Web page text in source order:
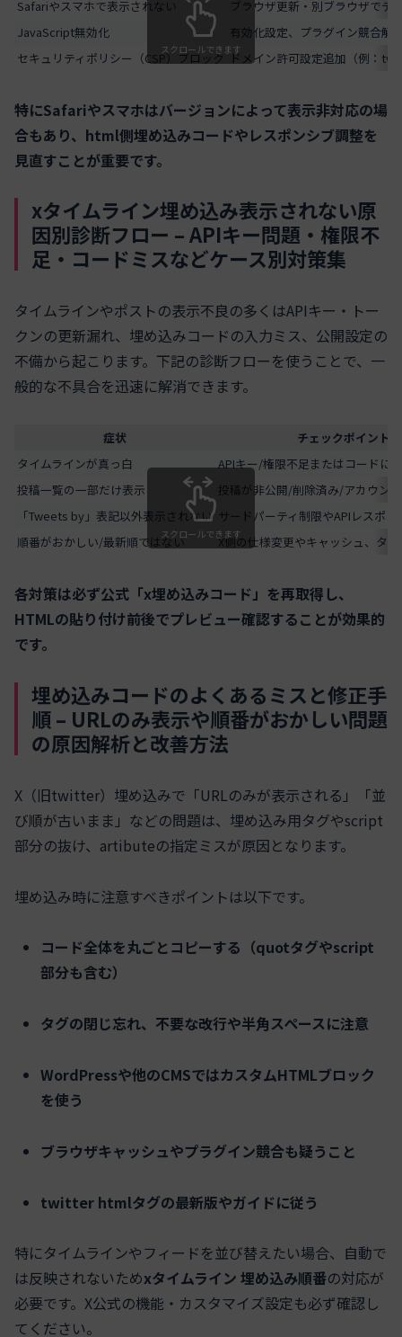
Safariやスマホで表示されない
ブラウザ更新・別ブラウザでテ
JavaScript無効化
有効化設定、プラグイン競合解
セキュリティポリシー（CSP）ブロック ドメイン許可設定追加（例：
スクロールできます
特にSafariやスマホはバージョンによって表示非対応の場
合もあり、html側埋め込みコードやレスポンシブ調整を
見直すことが重要です。
xタイムライン埋め込み表示されない原
因別診断フロー – APIキー問題・権限不
足・コードミスなどケース別対策集
タイムラインやポストの表示不良の多くはAPIキー・トー
クンの更新漏れ、埋め込みコードの入力ミス、公開設定の
不備から起こります。下記の診断フローを使うことで、一
般的な不具合を迅速に解消できます。
症状
チェックポイント
タイムラインが真っ白
APIキー/権限不足またはコードに
投稿一覧の一部だけ表示
投稿が非公開/削除済み/アカウン
「Tweets by」表記以外表示されない サードパーティ制限やAPIレスポン
順番がおかしい/最新順ではない
X側の仕様変更やキャッシュ、タ
スクロールできます
各対策は必ず公式「x埋め込みコード」を再取得し、
HTMLの貼り付け前後でプレビュー確認することが効果的
です。
埋め込みコードのよくあるミスと修正手
順 – URLのみ表示や順番がおかしい問題
の原因解析と改善方法
X（旧twitter）埋め込みで「URLのみが表示される」「並
び順が古いまま」などの問題は、埋め込み用タグやscript
部分の抜け、artibuteの指定ミスが原因となります。
埋め込み時に注意すべきポイントは以下です。
コード全体を丸ごとコピーする（quotタグやscript
部分も含む）
タグの閉じ忘れ、不要な改行や半角スペースに注意
WordPressや他のCMSではカスタムHTMLブロック
を使う
ブラウザキャッシュやプラグイン競合も疑うこと
twitter htmlタグの最新版やガイドに従う
特にタイムラインやフィードを並び替えたい場合、自動で
は反映されないためxタイムライン 埋め込み順番の対応が
必要です。X公式の機能・カスタマイズ設定も必ず確認し
てください。